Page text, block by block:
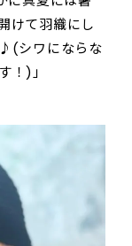
けて羽織にし
シワにならな
！)」